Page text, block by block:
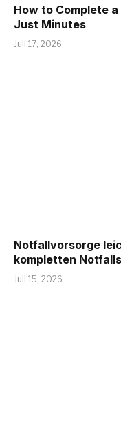
How to Complete a
Just Minutes
Juli 17, 2026
Notfallvorsorge
kompletten
Juli 15, 2026